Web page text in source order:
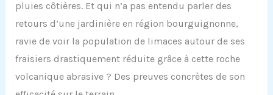
pluies côtières. Et qui n’a pas entendu parler des
retours d’une jardinière en région bourguignonne,
ravie de voir la population de limaces autour de ses
fraisiers drastiquement réduite grâce à cette roche
volcanique abrasive ? Des preuves concrètes de son